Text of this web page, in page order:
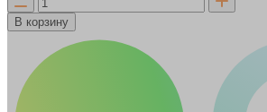
В корзину